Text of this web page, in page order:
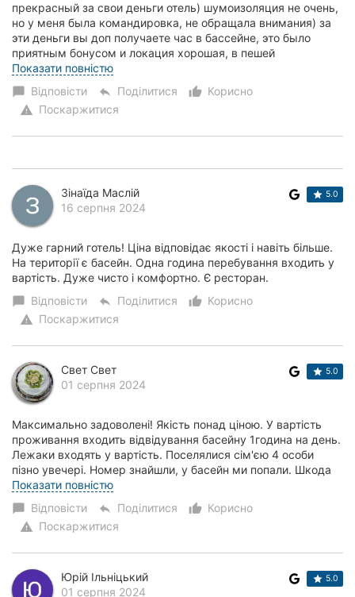
прекрасный за свои деньги отель) шумоизоляция не очень,
но у меня была командировка, не обращала внимания) за
эти деньги вы доп получаете час в бассейне, это было
приятным бонусом и локация хорошая, в пешей
доступности кучу остановок) персонал привет...
Показати повністю
chat_bubble Відповісти reply Поділитися thumb_up_alt
Корисно
warning Поскаржитися
Зінаїда Маслій
16 серпня 2024
5.0
Дуже гарний готель! Ціна відповідає якості і навіть більше.
На території є басейн. Одна година перебування входить у
вартість. Дуже чисто і комфортно. Є ресторан.
chat_bubble Відповісти reply Поділитися thumb_up_alt
Корисно
warning Поскаржитися
Свет Свет
01 серпня 2024
5.0
Максимально задоволені! Якість понад ціною. У вартість
проживання входить відвідування басейну 1година на день.
Лежаки входять у вартість. Поселялися сім'єю 4 особи
пізно увечері. Номер знайшли, у басейн ми попали. Шкода
тільки, після 22 год не пра...
Показати повністю
chat_bubble Відповісти reply Поділитися thumb_up_alt
Корисно
warning Поскаржитися
Юрій Ільніцький
01 серпня 2024
5.0